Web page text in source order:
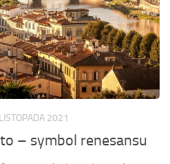
2021
– symbol renesansu